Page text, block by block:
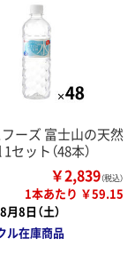
ーズ 富士山の天然
セット（48本）
￥2,839（税込）
1本あたり ￥59.15
8月8日（土）
ル在庫商品